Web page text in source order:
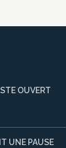
OUVERT
UNE PAUSE